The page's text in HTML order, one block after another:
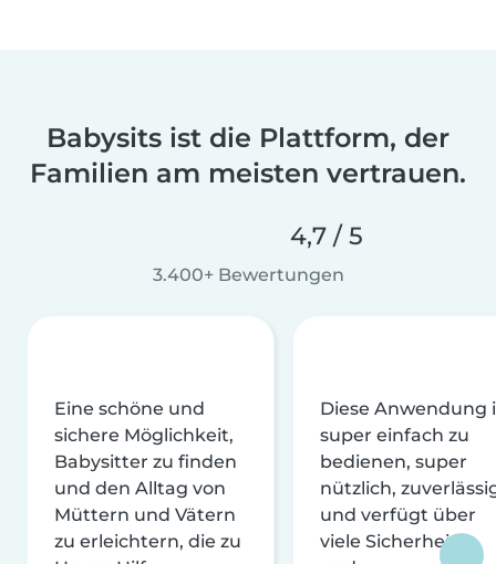
Babysits ist die Plattform, der
Familien am meisten vertrauen.
4,7 / 5
3.400+ Bewertungen
Eine schöne und
sichere Möglichkeit,
Babysitter zu finden
und den Alltag von
Müttern und Vätern
zu erleichtern, die zu
Diese Anwendung
super einfach zu
bedienen, super
nützlich,
und verfügt über
viele Sicherheits-